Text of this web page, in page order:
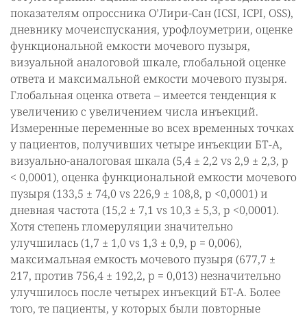
показателям опроссника О’Лири-Сан (ICSI, ICPI, OSS),
дневнику мочеиспускания, урофлоуметрии, оценке
функциональной емкости мочевого пузыря,
визуальной аналоговой шкале, глобальной оценке
ответа и максимальной емкости мочевого пузыря.
Глобальная оценка ответа – имеется тенденция к
увеличению с увеличением числа инъекций.
Измеренные переменные во всех временных точках
у пациентов, получивших четыре инъекции БТ-A,
визуально-аналоговая шкала (5,4 ± 2,2 vs 2,9 ± 2,3, p
< 0,0001), оценка функциональной емкости мочевого
пузыря (133,5 ± 74,0 vs 226,9 ± 108,8, p <0,0001) и
дневная частота (15,2 ± 7,1 vs 10,3 ± 5,3, p <0,0001).
Хотя степень гломеруляции значительно
улучшилась (1,7 ± 1,0 vs 1,3 ± 0,9, p = 0,006),
максимальная емкость мочевого пузыря (677,7 ±
217, против 756,4 ± 192,2, p = 0,013) незначительно
улучшилось после четырех инъекций БT-A. Более
того, те пациенты, у которых были повторные